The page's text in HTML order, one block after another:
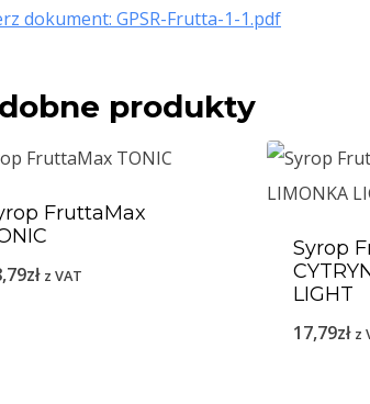
dokument: GPSR-Frutta-1-1.pdf
produkty
FruttaMax
zł z VAT
Syrop
LIGHT
17,79zł z